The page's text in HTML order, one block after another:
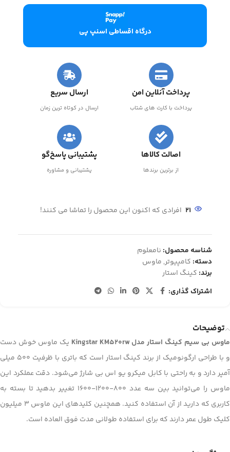
درگاه اقساطی اسنپ پی
پرداخت آنلاین امن
پرداخت با کارت های شتاب
ارسال سریع
ارسال در کوتاه ترین زمان
اصالت کالاها
از برترین برندها
پشتیبانی پاسخ‌گو
پشتیبانی و مشاوره
21 افرادی که اکنون این محصول را تماشا می کنند!
شناسه محصول: نامعلوم
دسته: کامپیوتر, ماوس
برند: کینگ استار
اشتراک گذاری:
توضیحات
ماوس بی سیم کینگ استار مدل Kingstar KM520rw
یک ماوس خوش دست
و با طراحی ارگونومیک از برند کینگ استار است که باتری با ظرفیت 500 میلی
آمپر دارد و به راحتی با کابل میکرو یو اس بی شارژ می‌شود. دقت عملکرد این
ماوس را می‌توانید بین سه عدد 800-1200-1600 تغییر بدهید تا بسته به
کاربری که دارید از آن استفاده کنید. همچنین کلیدهای این ماوس 3 میلیون
کلیک طول عمر دارند که برای استفاده طولانی مدت فوق العاده است.